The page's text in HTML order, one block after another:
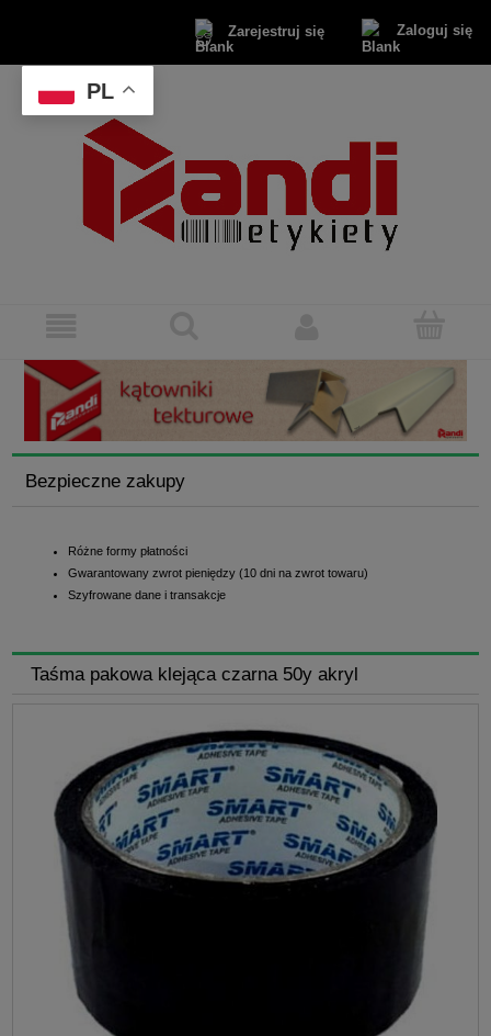
Zarejestruj się Zaloguj się
Bezpieczne zakupy
Różne formy płatności
Gwarantowany zwrot pieniędzy (10 dni na zwrot towaru)
Szyfrowane dane i transakcje
Taśma pakowa klejąca czarna 50y akryl
PL